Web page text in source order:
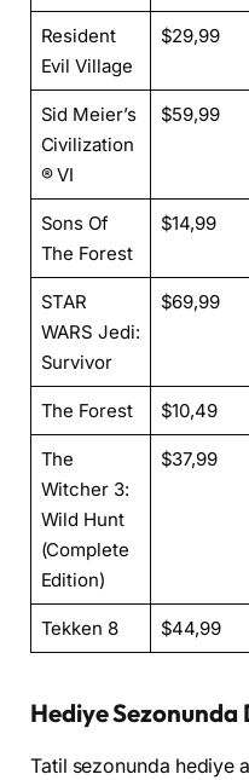
Resident
Evil Village
$29,99
Sid Meier’s
Civilization
® VI
$59,99
Sons Of
The Forest
$14,99
STAR
WARS Jedi:
Survivor
$69,99
The Forest $10,49
The
Witcher 3:
Wild Hunt
(Complete
Edition)
$37,99
Tekken 8 $44,99
Hediye Sezonunda
Tatil sezonunda hediye